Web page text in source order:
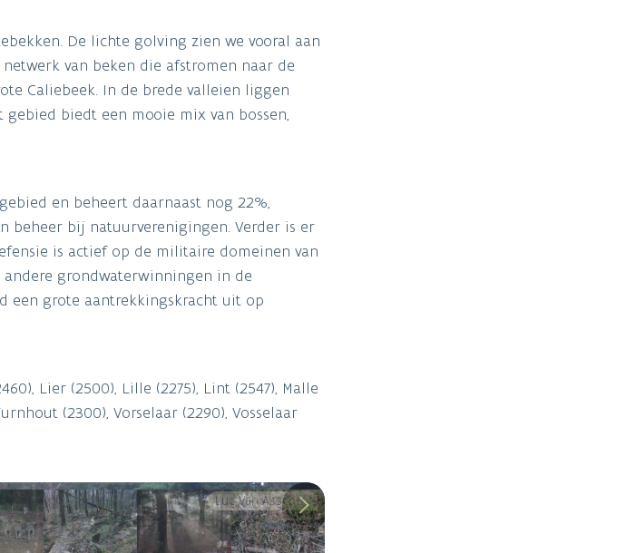
De lichte golving zien we vooral aan
van beken die afstromen naar de
Caliebeek. In de brede valleien liggen
biedt een mooie mix van bossen,
en beheert daarnaast nog 22%,
beheer bij natuurverenigingen. Verder is er
is actief op de militaire domeinen van
grondwaterwinningen in de
een grote aantrekkingskracht uit op
Lier (2500), Lille (2275), Lint (2547), Malle
(2300), Vorselaar (2290), Vosselaar
Luc Van Assche